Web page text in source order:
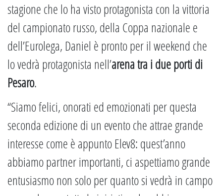
stagione che lo ha visto protagonista con la vittoria
del campionato russo, della Coppa nazionale e
dell’Eurolega, Daniel è pronto per il weekend che
lo vedrà protagonista nell’arena tra i due porti di
Pesaro.
“Siamo felici, onorati ed emozionati per questa
seconda edizione di un evento che attrae grande
interesse come è appunto Elev8: quest’anno
abbiamo partner importanti, ci aspettiamo grande
entusiasmo non solo per quanto si vedrà in campo